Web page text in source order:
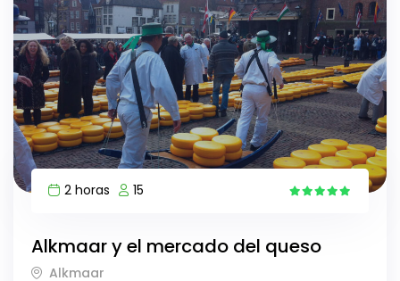
2 horas
15
Alkmaar y el mercado del queso
Alkmaar